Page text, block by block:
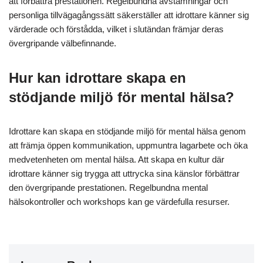
personliga tillvägagångssätt säkerställer att idrottare känner sig
värderade och förstådda, vilket i slutändan främjar deras
övergripande välbefinnande.
Hur kan idrottare skapa en
stödjande miljö för mental hälsa?
Idrottare kan skapa en stödjande miljö för mental hälsa genom
att främja öppen kommunikation, uppmuntra lagarbete och öka
medvetenheten om mental hälsa. Att skapa en kultur där
idrottare känner sig trygga att uttrycka sina känslor förbättrar
den övergripande prestationen. Regelbundna mental
hälsokontroller och workshops kan ge värdefulla resurser.